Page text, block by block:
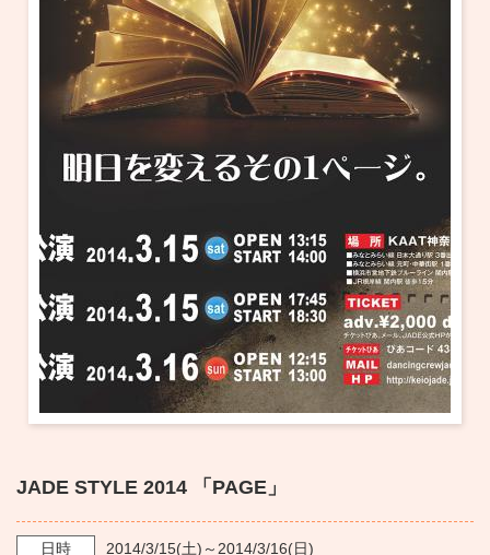
・ 施設概要
・ フロアマップ
JADE STYLE 2014 「PAGE」
日時 2014/3/15(土)～ 2014/3/16(日)